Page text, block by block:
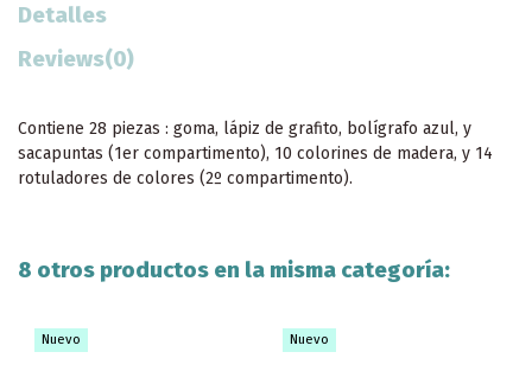
Detalles
Reviews(0)
Contiene 28 piezas : goma, lápiz de grafito, bolígrafo azul, y
sacapuntas (1er compartimento), 10 colorines de madera, y 14
rotuladores de colores (2º compartimento).
8 otros productos en la misma categoría:
Nuevo Nuevo